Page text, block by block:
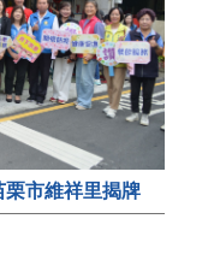
市維祥里揭牌